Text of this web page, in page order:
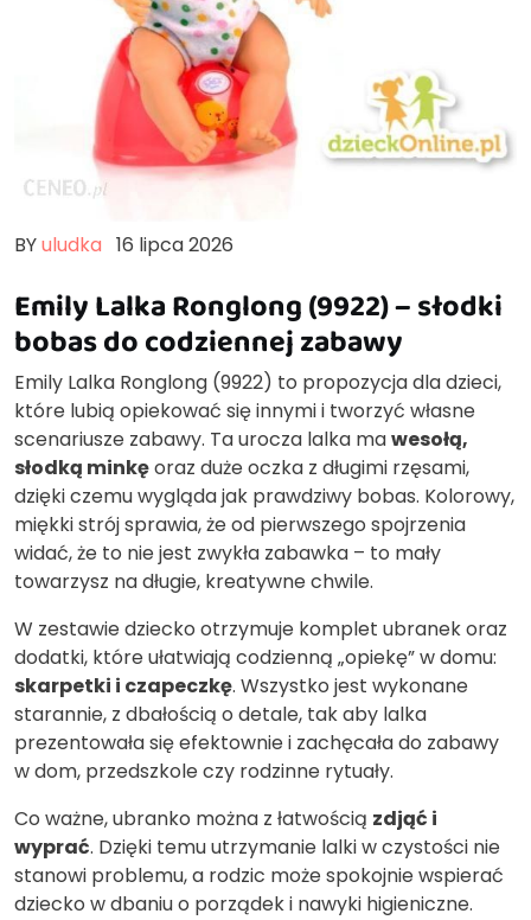
BYuludka 16 lipca 2026
Emily Lalka Ronglong (9922) – słodki
bobas do codziennej zabawy
Emily Lalka Ronglong (9922) to propozycja dla dzieci,
które lubią opiekować się innymi i tworzyć własne
scenariusze zabawy. Ta urocza lalka mawesołą,
słodką minkęoraz duże oczka z długimi rzęsami,
dzięki czemu wygląda jak prawdziwy bobas. Kolorowy,
miękki strój sprawia, że od pierwszego spojrzenia
widać, że to nie jest zwykła zabawka – to mały
towarzysz na długie, kreatywne chwile.
W zestawie dziecko otrzymuje komplet ubranek oraz
dodatki, które ułatwiają codzienną „opiekę” w domu:
skarpetki i czapeczkę. Wszystko jest wykonane
starannie, z dbałością o detale, tak aby lalka
prezentowała się efektownie i zachęcała do zabawy
w dom, przedszkole czy rodzinne rytuały.
Co ważne, ubranko można z łatwością zdjąć i
wyprać. Dzięki temu utrzymanie lalki w czystości nie
stanowi problemu, a rodzic może spokojnie wspierać
dziecko w dbaniu o porządek i nawyki higieniczne.